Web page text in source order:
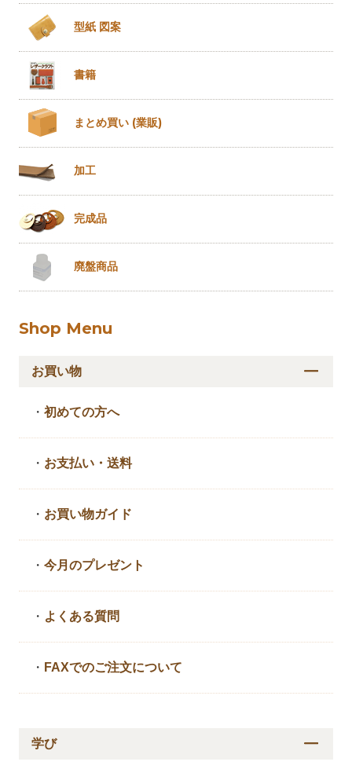
型紙 図案
書籍
まとめ買い (業販)
加工
完成品
廃盤商品
Shop Menu
お買い物
・初めての方へ
・ お支払い・送料
・ お買い物ガイド
・今月のプレゼント
・ よくある質問
・ FAXでのご注文について
学び